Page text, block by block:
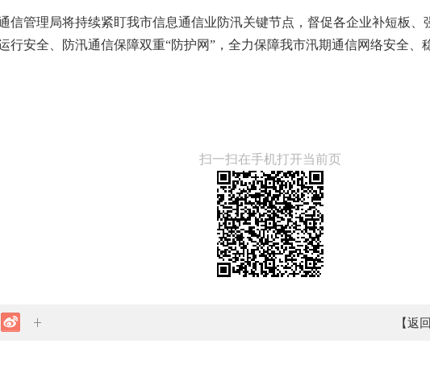
信管理局将持续紧盯我市信息通信业防汛关键节点，督促各企业补短板、
行安全、防汛通信保障双重“防护网”，全力保障我市汛期通信网络安全、
扫一扫在手机打开当前页
【返